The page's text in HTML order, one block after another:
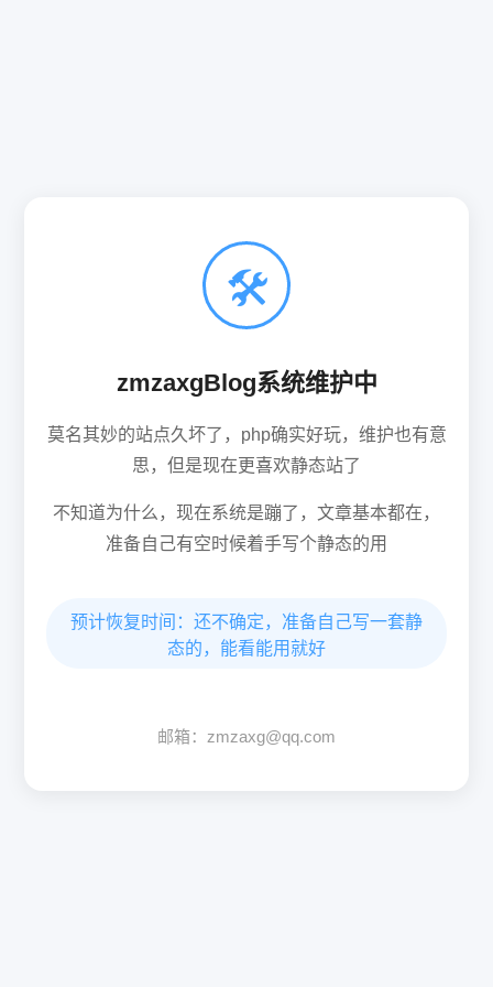
🛠
zmzaxgBlog系统维护中
莫名其妙的站点久坏了，php确实好玩，维护也有意
思，但是现在更喜欢静态站了
不知道为什么，现在系统是蹦了，文章基本都在，
准备自己有空时候着手写个静态的用
预计恢复时间：还不确定，准备自己写一套静
态的，能看能用就好
邮箱：zmzaxg@qq.com